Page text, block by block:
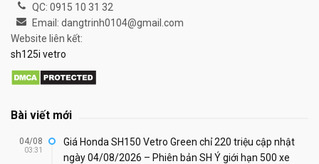
QC: 0915 10 31 32
Email: dangtrinh0104@gmail.com
Website liên kết:
sh125i vetro
Bài viết mới
04/08
03:31
Giá Honda SH150 Vetro Green chỉ 220 triệu cập nhật
ngày 04/08/2026 – Phiên bản SH Ý giới hạn 500 xe